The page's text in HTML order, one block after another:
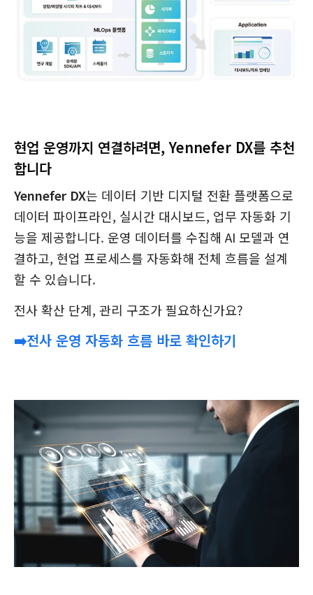
현업 운영까지 연결하려면, Yennefer DX를 추천
합니다
Yennefer DX는 데이터 기반 디지털 전환 플랫폼으로
데이터 파이프라인, 실시간 대시보드, 업무 자동화 기
능을 제공합니다. 운영 데이터를 수집해 AI 모델과 연
결하고, 현업 프로세스를 자동화해 전체 흐름을 설계
할 수 있습니다.
전사 확산 단계, 관리 구조가 필요하신가요?
➡️전사 운영 자동화 흐름 바로 확인하기